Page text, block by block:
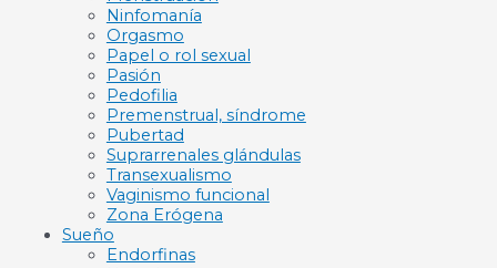
Ninfomanía
Orgasmo
Papel o rol sexual
Pasión
Pedofilia
Premenstrual, síndrome
Pubertad
Suprarrenales glándulas
Transexualismo
Vaginismo funcional
Zona Erógena
Sueño
Endorfinas